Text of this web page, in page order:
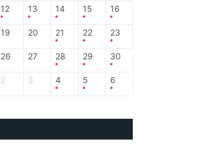
12 13 14 15 16
19 20 21 22 23
26 27 28 29 30
2 3 4 5 6